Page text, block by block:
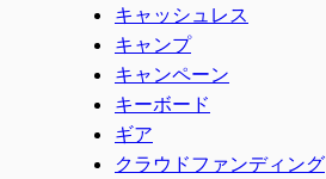
キャッシュレス
キャンプ
キャンペーン
キーボード
ギア
クラウドファンディング